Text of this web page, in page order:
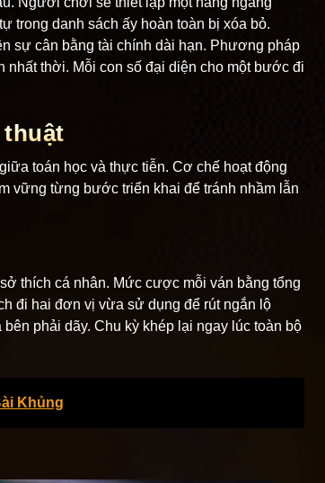
trong danh sách ấy hoàn toàn bị xóa bỏ.
sự cân bằng tài chính dài hạn. Phương pháp
nhất thời. Mỗi con số đại diện cho một bước đi
thuật
toán học và thực tiễn. Cơ chế hoạt động
vững từng bước triển khai để tránh nhầm lẫn
thích cá nhân. Mức cược mỗi ván bằng tổng
đi hai đơn vị vừa sử dụng để rút ngắn lộ
phải dãy. Chu kỳ khép lại ngay lúc toàn bộ
Khủng